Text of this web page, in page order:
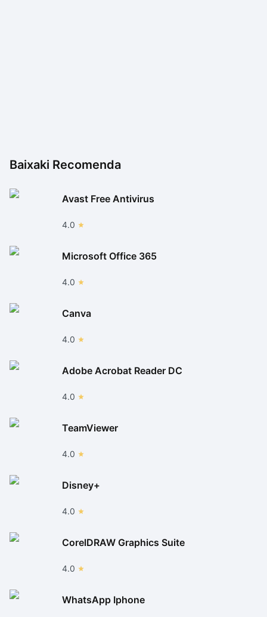
componentes visuais e são bons representantes para
estão em português, facilitando o seu uso para quem
prefere apps nesse idioma. Se você gosta de
bichinhos virtuais ou games que envolvam bastante
Angela.
Baixaki Recomenda
Avast Free Antivirus
4.0
Microsoft Office 365
4.0
Canva
4.0
Adobe Acrobat Reader DC
4.0
TeamViewer
4.0
Disney+
4.0
CorelDRAW Graphics Suite
4.0
WhatsApp Iphone